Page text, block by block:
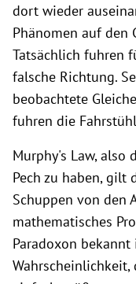
dort wieder
Phänomen auf den
Tatsächlich fuhren
falsche Richtung.
beobachtete
fuhren die
Murphy's Law, also
Pech zu haben,
Schuppen von den
mathematisches
Paradoxon